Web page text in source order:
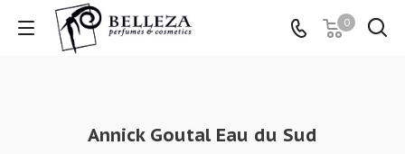
0
Annick Goutal Eau du Sud